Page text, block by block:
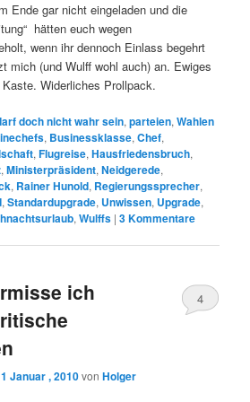
Ende gar nicht eingeladen und die
hätten euch wegen
wenn ihr dennoch Einlass begehrt
mich (und Wulff wohl auch) an. Ewiges
Widerliches Prollpack.
doch nicht wahr sein,parteien,Wahlen
, Businessklasse,Chef,
,Flugreise,Hausfriedensbruch,
,Ministerpräsident,Neidgerede,
, Rainer Hunold, Regierungssprecher,
,Standardupgrade, Unwissen, Upgrade,
,Wulffs |3Kommentare
ich
Januar , 2010vonHolger
4